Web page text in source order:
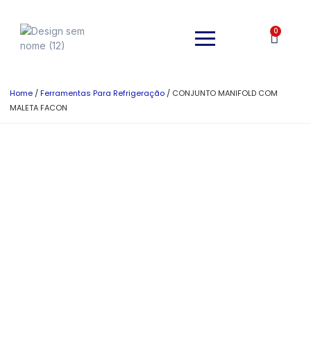
0
Home /Ferramentas Para Refrigeração / CONJUNTO MANIFOLD COM
MALETA FACON